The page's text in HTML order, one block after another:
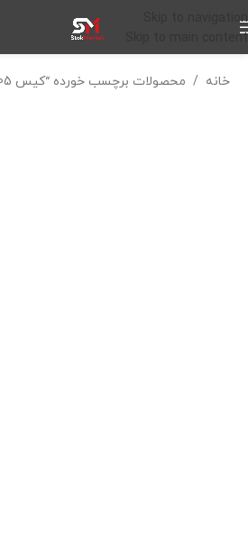
Skip to navigation
Skip to main content
خانه / محصولات برچسب خورده “کیس 6005 x4”